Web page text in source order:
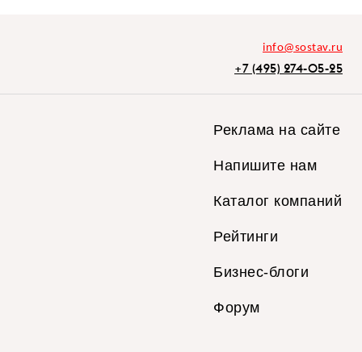
info@sostav.ru
+7 (495) 274-05-25
Реклама на сайте
Напишите нам
Каталог компаний
Рейтинги
Бизнес-блоги
Форум